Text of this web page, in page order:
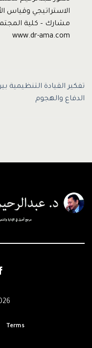
الاستراتيجي وقياس
www.dr-ama.com
تفكير القيادة التنظيمية
الدفاع والهجوم
Themes
Terms